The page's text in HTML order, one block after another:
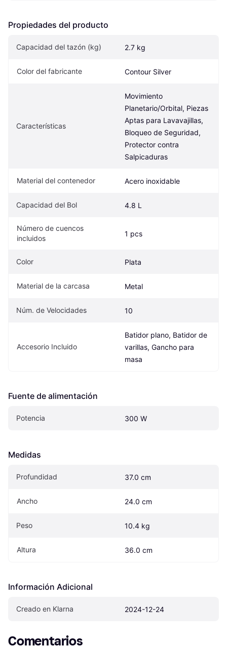
Propiedades del producto
Capacidad del tazón (kg) 2.7 kg
Color del fabricante Contour Silver
Características
Movimiento
Planetario/Orbital, Piezas
Aptas para Lavavajillas,
Bloqueo de Seguridad,
Protector contra
Salpicaduras
Material del contenedor Acero inoxidable
Capacidad del Bol 4.8 L
Número de cuencos
incluidos
1 pcs
Color Plata
Material de la carcasa Metal
Núm. de Velocidades 10
Accesorio Incluido
Batidor plano, Batidor de
varillas, Gancho para
masa
Fuente de alimentación
Potencia 300 W
Medidas
Profundidad 37.0 cm
Ancho 24.0 cm
Peso 10.4 kg
Altura 36.0 cm
Información Adicional
Creado en Klarna 2024-12-24
Comentarios